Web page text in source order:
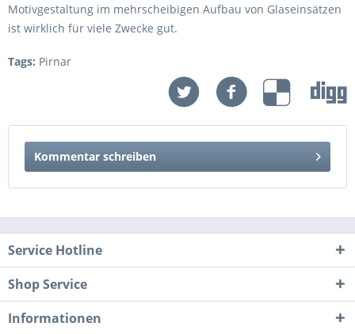
Motivgestaltung im mehrscheibigen Aufbau von Glaseinsätzen
ist wirklich für viele Zwecke gut.
Tags: Pirnar
Kommentar schreiben
Service Hotline
Shop Service
Informationen